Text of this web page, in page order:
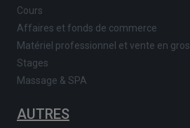
Cours
Affaires et fonds de commerce
Matériel professionnel et vente en gros
Stages
Massage & SPA
AUTRES